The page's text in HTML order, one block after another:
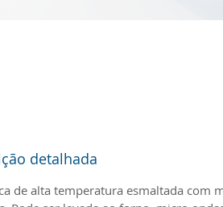
detalhada
de alta temperatura esmaltada com